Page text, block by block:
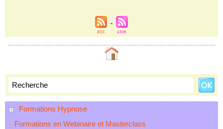
Formations Hypnose
Formations en Webinaire et Masterclass